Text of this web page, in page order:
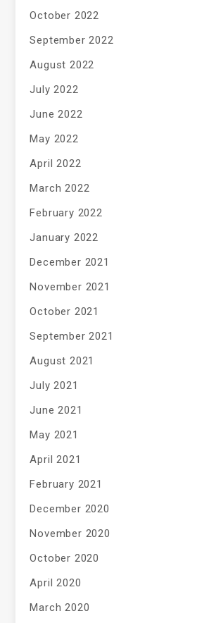
October 2022
September 2022
August 2022
July 2022
June 2022
May 2022
April 2022
March 2022
February 2022
January 2022
December 2021
November 2021
October 2021
September 2021
August 2021
July 2021
June 2021
May 2021
April 2021
February 2021
December 2020
November 2020
October 2020
April 2020
March 2020